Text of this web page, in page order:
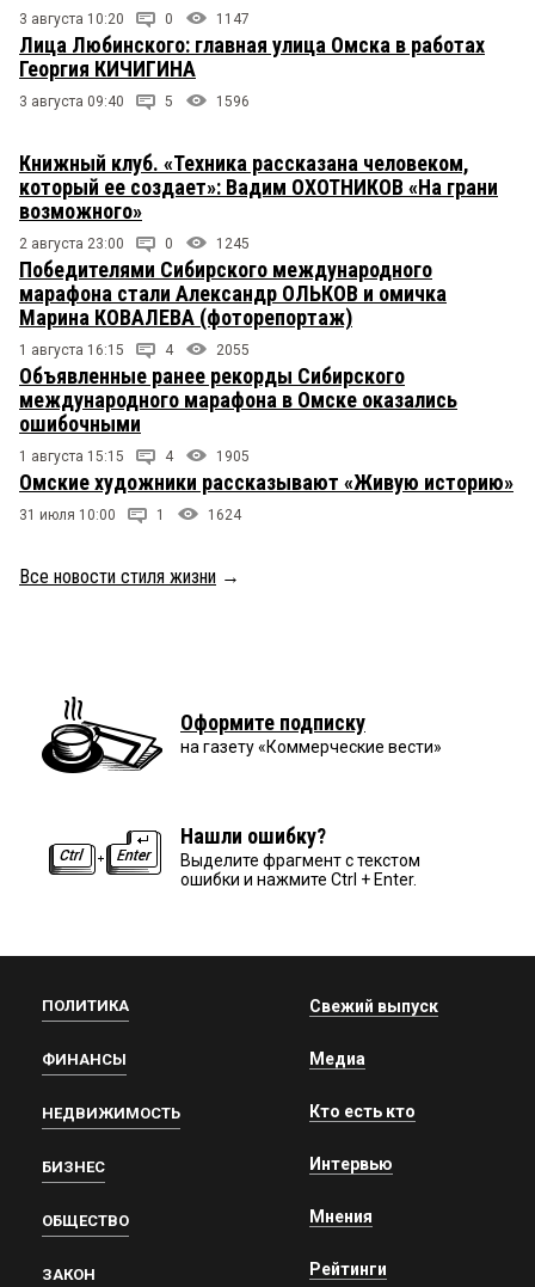
3 августа 10:20 0 1147
Лица Любинского: главная улица Омска в работах
Георгия КИЧИГИНА
3 августа 09:40 5 1596
Книжный клуб. «Техника рассказана человеком,
который ее создает»: Вадим ОХОТНИКОВ «На грани
возможного»
2 августа 23:00 0 1245
Победителями Сибирского международного
марафона стали Александр ОЛЬКОВ и омичка
Марина КОВАЛЕВА (фоторепортаж)
1 августа 16:15 4 2055
Объявленные ранее рекорды Сибирского
международного марафона в Омске оказались
ошибочными
1 августа 15:15 4 1905
Омские художники рассказывают «Живую историю»
31 июля 10:00 1 1624
Все новости стиля жизни →
Оформите подписку
на газету «Коммерческие вести»
Нашли ошибку?
Выделите фрагмент с текстом
ошибки и нажмите Ctrl + Enter.
ПОЛИТИКА
ФИНАНСЫ
НЕДВИЖИМОСТЬ
БИЗНЕС
ОБЩЕСТВО
ЗАКОН
Свежий выпуск
Медиа
Кто есть кто
Интервью
Мнения
Рейтинги